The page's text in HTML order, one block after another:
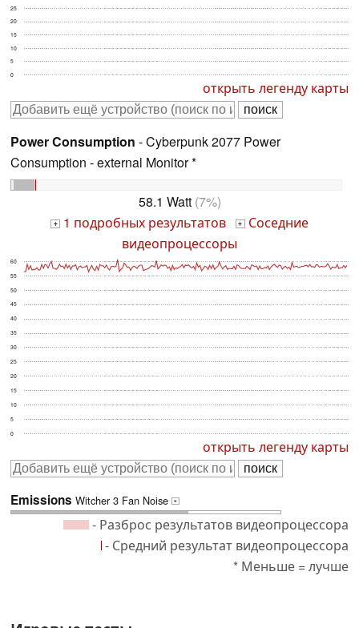
0
5
10
15
20
25
открыть легенду карты
Power Consumption - Cyberpunk 2077 Power
Consumption - external Monitor *
58.1 Watt(7%)
+ 1 подробных результатов + Соседние
видеопроцессоры
0
5
10
15
20
25
30
35
40
45
50
55
60
открыть легенду карты
Emissions Witcher 3 Fan Noise +
- Разброс результатов видеопроцессора
- Средний результат видеопроцессора
* Меньше = лучше